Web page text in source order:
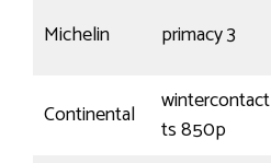
Michelin primacy 3
Continental
wintercontact
ts 850p